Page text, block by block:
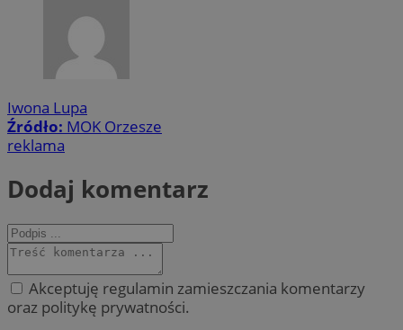
Iwona Lupa
Źródło: MOK Orzesze
reklama
Dodaj komentarz
Akceptuję regulamin zamieszczania komentarzy
oraz politykę prywatności.